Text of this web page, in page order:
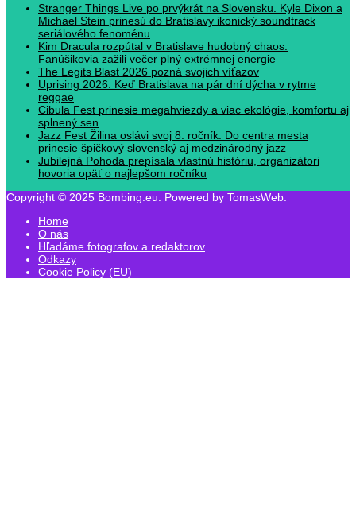
Stranger Things Live po prvýkrát na Slovensku. Kyle Dixon a
Michael Stein prinesú do Bratislavy ikonický soundtrack
seriálového fenoménu
Kim Dracula rozpútal v Bratislave hudobný chaos.
Fanúšikovia zažili večer plný extrémnej energie
The Legits Blast 2026 pozná svojich víťazov
Uprising 2026: Keď Bratislava na pár dní dýcha v rytme
reggae
Cibula Fest prinesie megahviezdy a viac ekológie, komfortu aj
splnený sen
Jazz Fest Žilina oslávi svoj 8. ročník. Do centra mesta
prinesie špičkový slovenský aj medzinárodný jazz
Jubilejná Pohoda prepísala vlastnú históriu, organizátori
hovoria opäť o najlepšom ročníku
Copyright © 2025 Bombing.eu. Powered by TomasWeb.
Home
O nás
Hľadáme fotografov a redaktorov
Odkazy
Cookie Policy (EU)